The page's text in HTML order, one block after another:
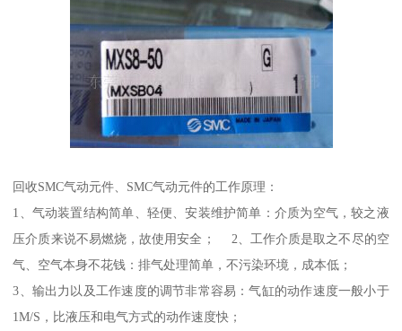
回收SMC气动元件、SMC气动元件的工作原理：
1、气动装置结构简单、轻便、安装维护简单：介质为空气，较之液
压介质来说不易燃烧，故使用安全； 2、工作介质是取之不尽的空
气、空气本身不花钱：排气处理简单，不污染环境，成本低；
3、输出力以及工作速度的调节非常容易：气缸的动作速度一般小于
1M/S，比液压和电气方式的动作速度快；